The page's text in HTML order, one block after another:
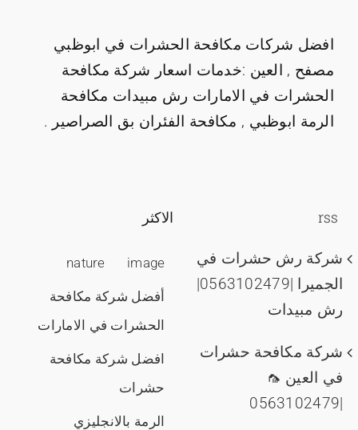
افضل شركات مكافحة الحشرات في ابوظبي
مصفح , العين :خدمات اسعار شركة مكافحة
الحشرات في الامارات رش مبيدات مكافحة
الرمة ابوظبي , مكافحة الفئران بق الصراصير .
rss
شركة رش حشرات في
الجميرا |0563102479|
رش مبيدات
شركة مكافحة حشرات
في العين 🦟
|0563102479
الاكثر
image
nature
أفضل شركة مكافحة
الحشرات في الامارات
افضل شركة مكافحة
حشرات
الرمة بالانجليزي